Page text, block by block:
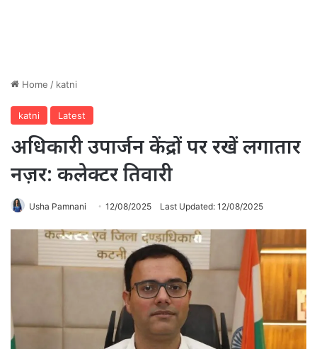
Home / katni
katni Latest
अधिकारी उपार्जन केंद्रों पर रखें लगातार
नज़र: कलेक्टर तिवारी
Usha Pamnani 12/08/2025 Last Updated: 12/08/2025